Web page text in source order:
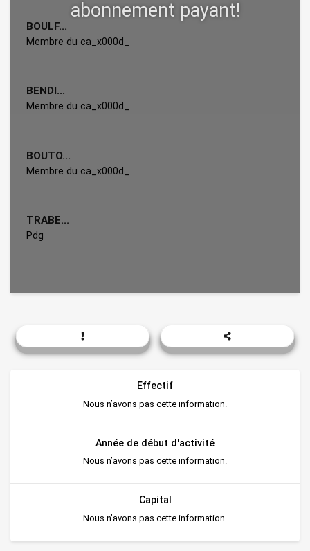
BOULF...
Membre du ca_x000d_
BENDI...
Membre du ca_x000d_
BOUTO...
Membre du ca_x000d_
TRABE...
Pdg
Effectif
Nous n’avons pas cette information.
Année de début d'activité
Nous n’avons pas cette information.
Capital
Nous n’avons pas cette information.